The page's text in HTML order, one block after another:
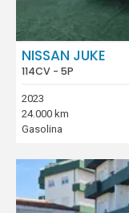
NISSAN JUKE
114CV - 5P
2023
24.000 km
Gasolina